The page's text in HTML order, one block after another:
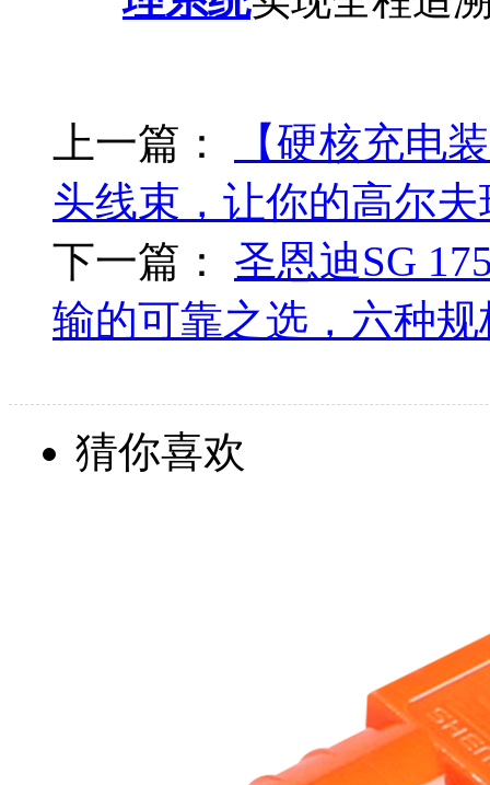
上一篇：
【硬核充电
头线束，让你的高尔
下一篇： 圣恩迪SG
输的可靠之选，六种
猜你喜欢